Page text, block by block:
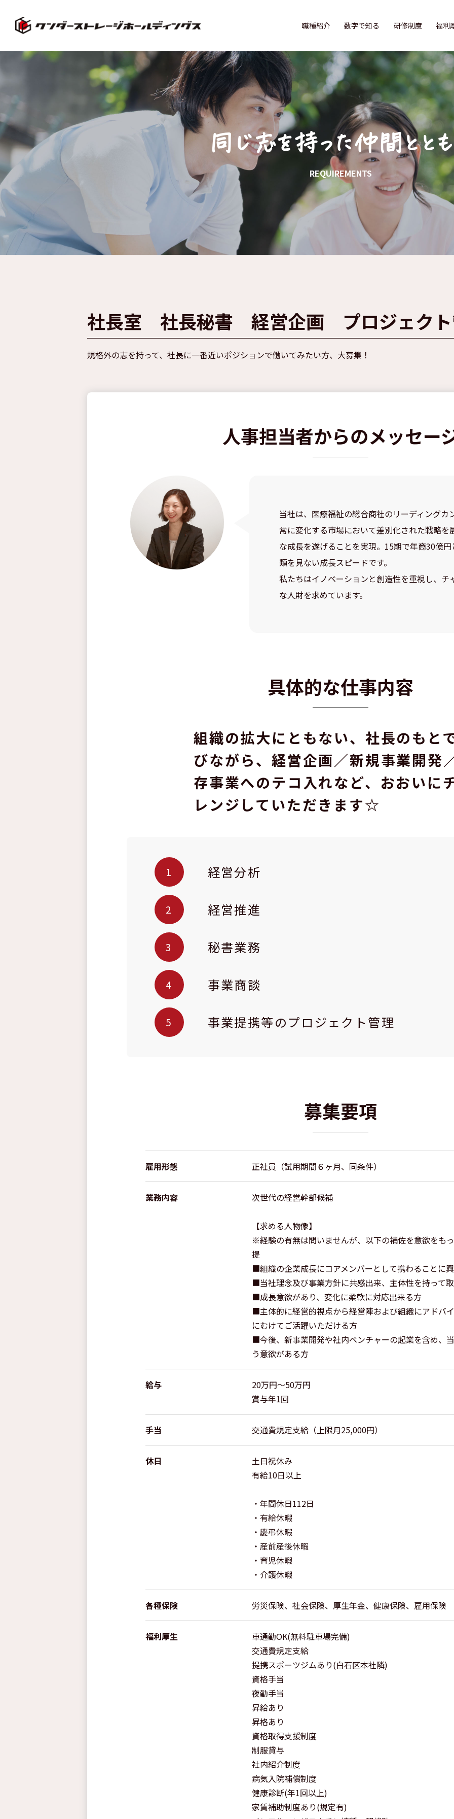
職種紹介 数字で知る 研修制度 福利
同じ志を持った仲間とと
REQUIREMENTS
社長室 社長秘書 経営企画 プロジェクト
規格外の志を持って、社長に一番近いポジションで働いてみたい方、大募集！
⼈事担当者からのメッセー
当社は、医療福祉の総合商社のリーディングカ
常に変化する市場において差別化された戦略を
な成長を遂げることを実現。15期で年商30億
類を見ない成長スピードです。
私たちはイノベーションと創造性を重視し、チ
な人財を求めています。
具体的な仕事内容
組織の拡大にともない、社長のもと
びながら、経営企画／新規事業開発
存事業へのテコ入れなど、おおいに
レンジしていただきます☆
経営分析
経営推進
秘書業務
事業商談
事業提携等のプロジェクト管理
募集要項
雇⽤形態 正社員（試用期間６ヶ月、同条件）
業務内容 次世代の経営幹部候補
【求める人物像】
※経験の有無は問いませんが、以下の補佐を意欲をも
提
■組織の企業成長にコアメンバーとして携わること
■当社理念及び事業方針に共感出来、主体性を持っ
■成長意欲があり、変化に柔軟に対応出来る方
■主体的に経営的視点から経営陣および組織にアドバ
にむけてご活躍いただける方
■今後、新事業開発や社内ベンチャーの起業を含め、
う意欲がある方
給与
20万円〜50万円
賞与年1回
手当 交通費規定支給（上限月25,000円）
休⽇
土日祝休み
有給10日以上
・年間休日112日
・有給休暇
・慶弔休暇
・産前産後休暇
・育児休暇
・介護休暇
各種保険 労災保険、社会保険、厚生年金、健康保険、雇用保
福利厚生
車通勤OK(無料駐車場完備)
交通費規定支給
提携スポーツジムあり(白石区本社隣)
資格手当
夜勤手当
昇給あり
昇格あり
資格取得支援制度
制服貸与
社内紹介制度
病気入院補償制度
健康診断(年1回以上)
家賃補助制度あり(規定有)